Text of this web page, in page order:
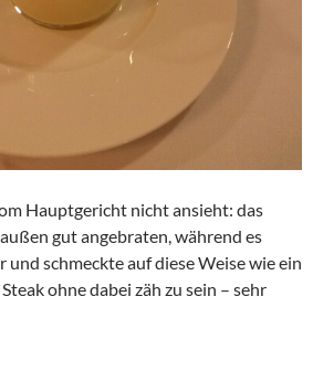
Hauptgericht nicht ansieht: das
gut angebraten, während es
und schmeckte auf diese Weise wie ein
ohne dabei zäh zu sein – sehr